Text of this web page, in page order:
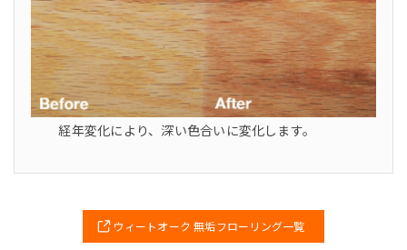
経年変化により、深い色合いに変化します。
ウィートオーク 無垢フローリング一覧